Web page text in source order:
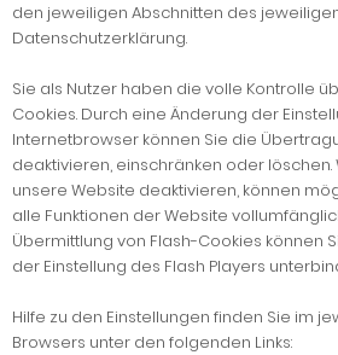
den jeweiligen Abschnitten des
Datenschutzerklärung.
Sie als Nutzer haben die volle Kontrolle
Cookies. Durch eine Änderung der
Internetbrowser können Sie die
deaktivieren, einschränken oder löschen.
unsere Website deaktivieren, können
alle Funktionen der Website
Übermittlung von Flash-Cookies können
der Einstellung des Flash Players
Hilfe zu den Einstellungen finden Sie im
Browsers unter den folgenden Links: